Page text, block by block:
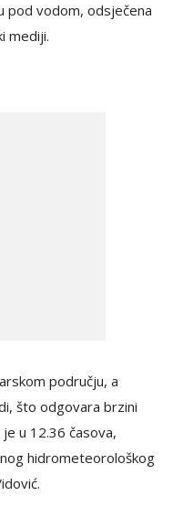
pod vodom, odsječena
mediji.
području, a
što odgovara brzini
u 12.36 časova,
hidrometeorološkog